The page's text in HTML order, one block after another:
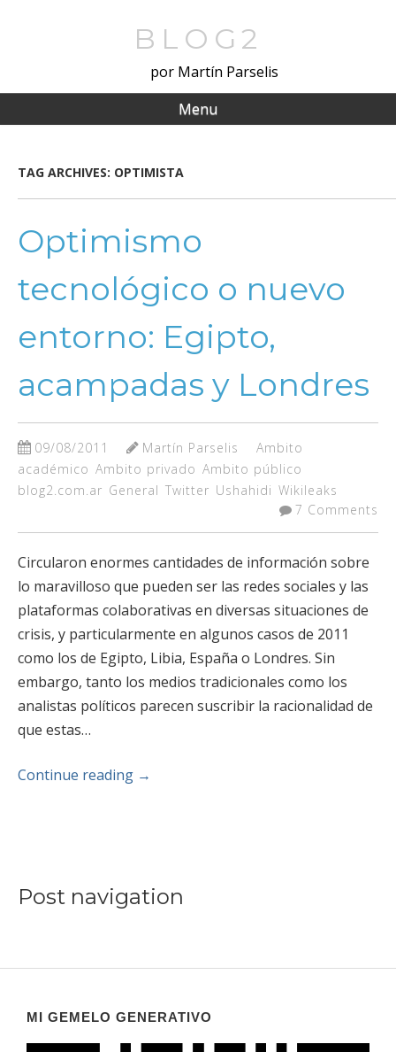
BLOG2
por Martín Parselis
Menu
TAG ARCHIVES: OPTIMISTA
Optimismo
tecnológico o nuevo
entorno: Egipto,
acampadas y Londres
09/08/2011 Martín Parselis
Ambito
académico Ambito privado Ambito público
blog2.com.ar General Twitter Ushahidi Wikileaks
7 Comments
Circularon enormes cantidades de información sobre
lo maravilloso que pueden ser las redes sociales y las
plataformas colaborativas en diversas situaciones de
crisis, y particularmente en algunos casos de 2011
como los de Egipto, Libia, España o Londres. Sin
embargo, tanto los medios tradicionales como los
analistas políticos parecen suscribir la racionalidad de
que estas…
Continue reading →
Post navigation
MI GEMELO GENERATIVO